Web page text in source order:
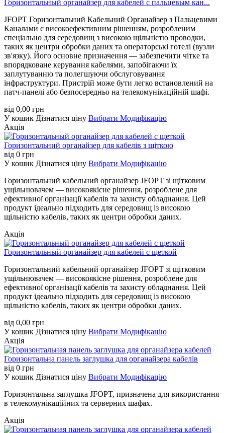
Горизонтальный органайзер для кабелей с пальцевым кан...
JFOPT Горизонтальний Кабельний Органайзер з Пальцевими
Каналами є високоефективним рішенням, розробленим
спеціально для середовищ з високою щільністю проводки,
таких як центри обробки даних та операторські готелі (вузли
зв'язку). Його основне призначення — забезпечити чітке та
впорядковане керування кабелями, запобігаючи їх
заплутуванню та полегшуючи обслуговування
інфраструктури. Пристрій може бути легко встановлений на
патч-панелі або безпосередньо на телекомунікаційній шафі.
від 0,00 грн
У кошик Дізнатися ціну Вибрати Модифікацію
Акція
Горизонтальний органайзер для кабелів з щіткою
від 0 грн
У кошик Дізнатися ціну Вибрати Модифікацію
Горизонтальний кабельний органайзер JFOPT зі щітковим
ущільнювачем — високоякісне рішення, розроблене для
ефективної організації кабелів та захисту обладнання. Цей
продукт ідеально підходить для середовищ із високою
щільністю кабелів, таких як центри обробки даних.
Акція
Горизонтальный органайзер для кабелей с щеткой
Горизонтальний кабельний органайзер JFOPT зі щітковим
ущільнювачем — високоякісне рішення, розроблене для
ефективної організації кабелів та захисту обладнання. Цей
продукт ідеально підходить для середовищ із високою
щільністю кабелів, таких як центри обробки даних.
від 0,00 грн
У кошик Дізнатися ціну Вибрати Модифікацію
Акція
Горизонтальна панель заглушка для органайзера кабелів
від 0 грн
У кошик Дізнатися ціну Вибрати Модифікацію
Горизонтальна заглушка JFOPT, призначена для використання
в телекомунікаційних та серверних шафах.
Акція